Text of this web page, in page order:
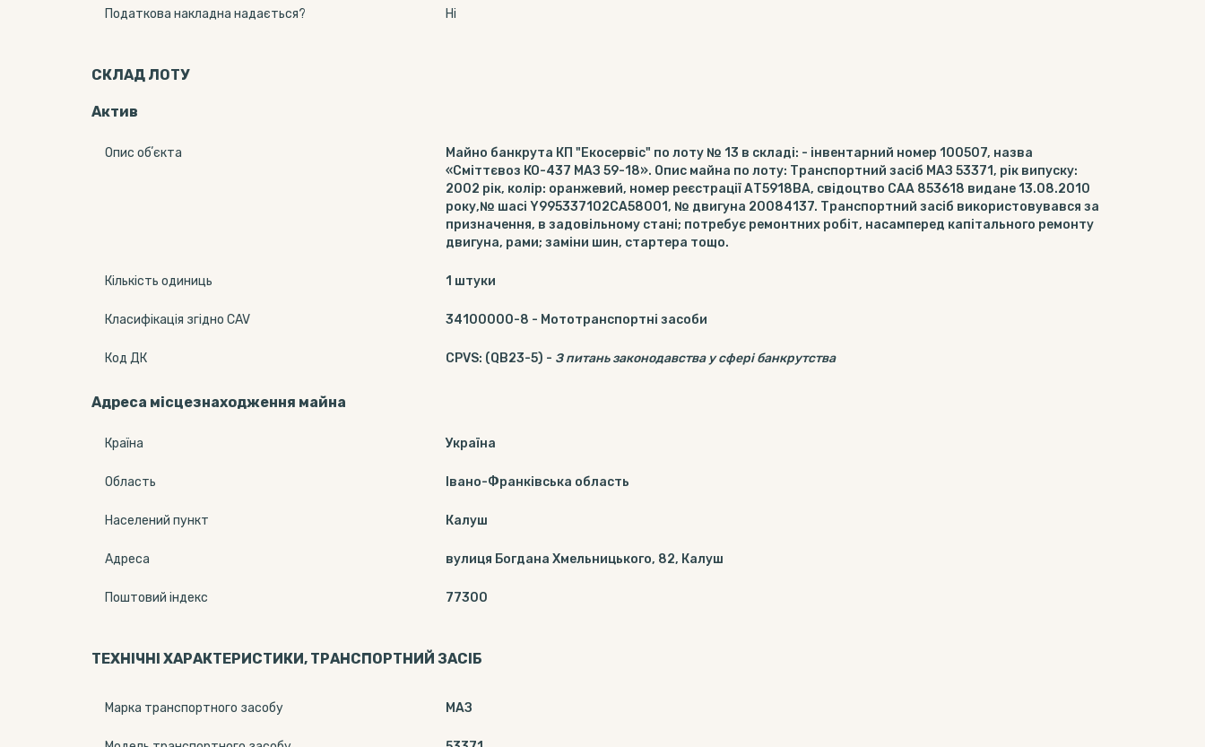
Податкова накладна надається? Ні
СКЛАД ЛОТУ
Актив
Опис обʼєкта
Майно банкрута КП "Екосервіс" по лоту № 13 в складі: - інвентарний номер 100507, назва
«Сміттєвоз КО-437 МАЗ 59-18». Опис майна по лоту: Транспортний засіб МАЗ 53371, рік випуску:
2002 рік, колір: оранжевий, номер реєстрації АТ5918ВА, свідоцтво САА 853618 видане 13.08.2010
року,№ шасі Y995337102CA58001, № двигуна 20084137. Транспортний засіб використовувався за
призначення, в задовільному стані; потребує ремонтних робіт, насамперед капітального ремонту
двигуна, рами; заміни шин, стартера тощо.
Кількість одиниць 1 штуки
Класифікація згідно CAV 34100000-8 - Мототранспортні засоби
Код ДК CPVS: (QB23-5) - З питань законодавства у сфері банкрутства
Адреса місцезнаходження майна
Країна Україна
Область Івано-Франківська область
Населений пункт Калуш
Адреса вулиця Богдана Хмельницького, 82, Калуш
Поштовий індекс 77300
ТЕХНІЧНІ ХАРАКТЕРИСТИКИ, ТРАНСПОРТНИЙ ЗАСІБ
Марка транспортного засобу МАЗ